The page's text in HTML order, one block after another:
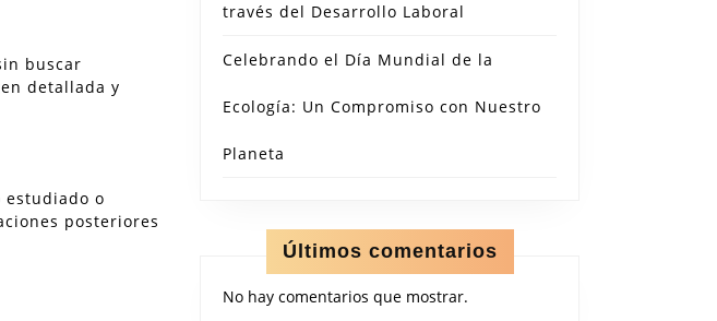
buscar
detallada y
o
posteriores
través del Desarrollo Laboral
Celebrando el Día Mundial de la
Ecología: Un Compromiso con Nuestro
Planeta
Últimos comentarios
No hay comentarios que mostrar.